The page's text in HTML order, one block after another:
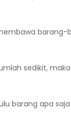
barang-
sedikit,
barang apa